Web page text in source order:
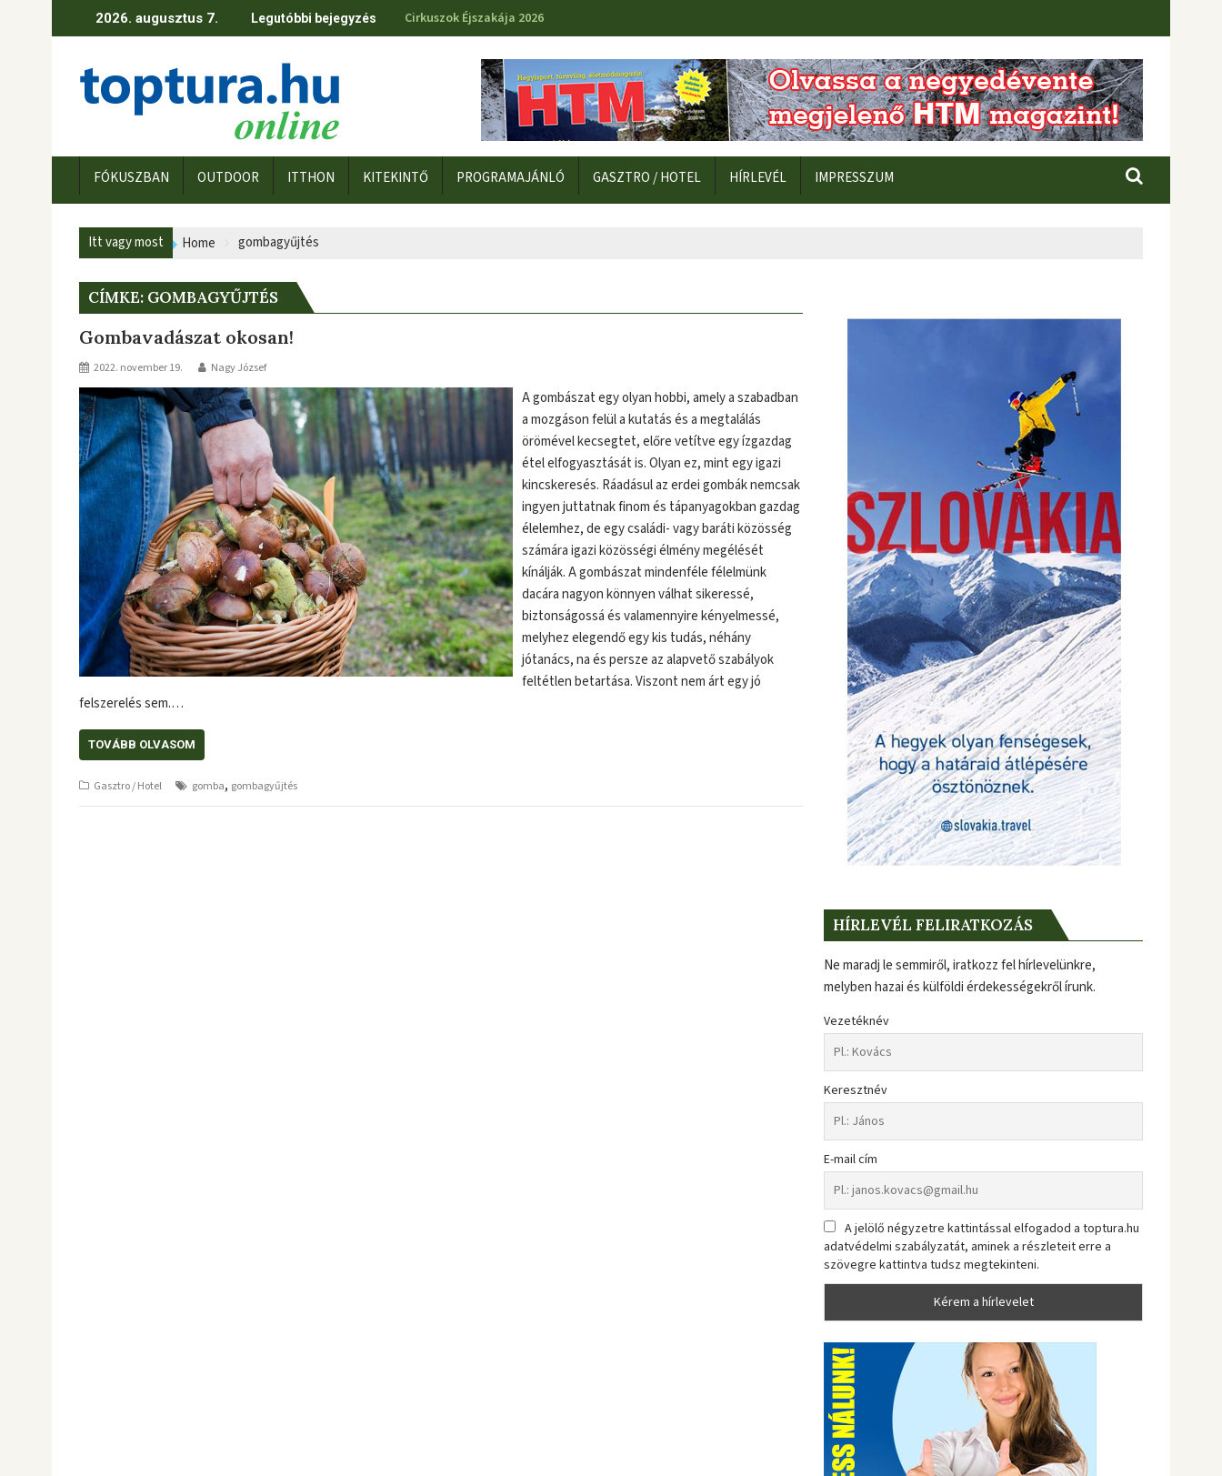
2026. augusztus 7. Legutóbbi bejegyzés Cirkuszok Éjszakája 2026
FÓKUSZBAN OUTDOOR ITTHON KITEKINTŐ PROGRAMAJÁNLÓ GASZTRO / HOTEL HÍRLEVÉL IMPRESSZUM
Itt vagy most Home gombagyűjtés
CÍMKE: GOMBAGYŰJTÉS
Gombavadászat okosan!
2022. november 19. Nagy József
A gombászat egy olyan hobbi, amely a szabadban
a mozgáson felül a kutatás és a megtalálás
örömével kecsegtet, előre vetítve egy ízgazdag
étel elfogyasztását is. Olyan ez, mint egy igazi
kincskeresés. Ráadásul az erdei gombák nemcsak
ingyen juttatnak finom és tápanyagokban gazdag
élelemhez, de egy családi- vagy baráti közösség
számára igazi közösségi élmény megélését
kínálják. A gombászat mindenféle félelmünk
dacára nagyon könnyen válhat sikeressé,
biztonságossá és valamennyire kényelmessé,
melyhez elegendő egy kis tudás, néhány
jótanács, na és persze az alapvető szabályok
feltétlen betartása. Viszont nem árt egy jó
felszerelés sem.…
TOVÁBB OLVASOM
Gasztro / Hotel gomba, gombagyűjtés
HÍRLEVÉL FELIRATKOZÁS
Ne maradj le semmiről, iratkozz fel hírlevelünkre,
melyben hazai és külföldi érdekességekről írunk.
Vezetéknév
Keresztnév
E-mail cím
A jelölő négyzetre kattintással elfogadod a toptura.hu
adatvédelmi szabályzatát, aminek a részleteit erre a
szövegre kattintva tudsz megtekinteni.